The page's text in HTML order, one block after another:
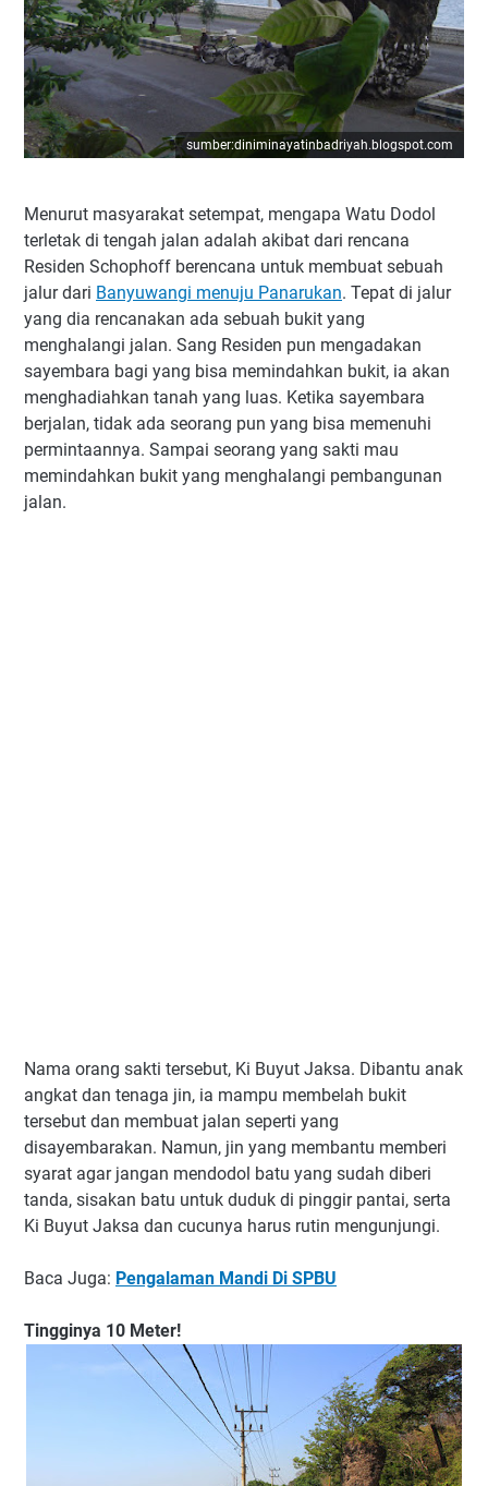
sumber:diniminayatinbadriyah.blogspot.com
Menurut masyarakat setempat, mengapa Watu Dodol
terletak di tengah jalan adalah akibat dari rencana
Residen Schophoff berencana untuk membuat sebuah
jalur dari Banyuwangi menuju Panarukan. Tepat di jalur
yang dia rencanakan ada sebuah bukit yang
menghalangi jalan. Sang Residen pun mengadakan
sayembara bagi yang bisa memindahkan bukit, ia akan
menghadiahkan tanah yang luas. Ketika sayembara
berjalan, tidak ada seorang pun yang bisa memenuhi
permintaannya. Sampai seorang yang sakti mau
memindahkan bukit yang menghalangi pembangunan
jalan.
Nama orang sakti tersebut, Ki Buyut Jaksa. Dibantu anak
angkat dan tenaga jin, ia mampu membelah bukit
tersebut dan membuat jalan seperti yang
disayembarakan. Namun, jin yang membantu memberi
syarat agar jangan mendodol batu yang sudah diberi
tanda, sisakan batu untuk duduk di pinggir pantai, serta
Ki Buyut Jaksa dan cucunya harus rutin mengunjungi.
Baca Juga: Pengalaman Mandi Di SPBU
Tingginya 10 Meter!